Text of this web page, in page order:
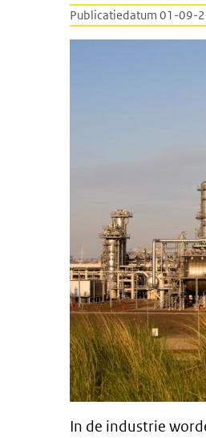
Publicatiedatum 01-09-
In de industrie